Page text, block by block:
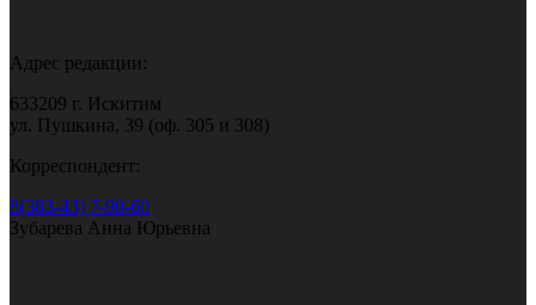
Адрес редакции:
633209 г. Искитим
ул. Пушкина, 39 (оф. 305 и 308)
Корреспондент:
8(383-43) 7-90-60
Зубарева Анна Юрьевна